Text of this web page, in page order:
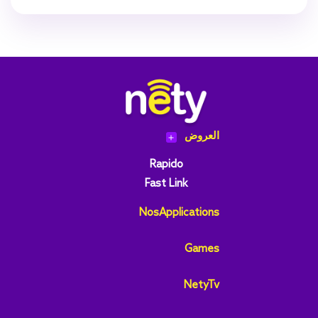
العروض add
Rapido
Fast Link
NosApplications
Games
NetyTv